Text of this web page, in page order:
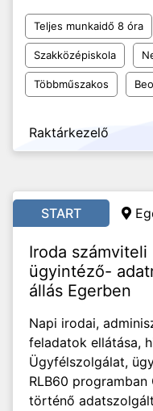
Teljes munkaidő 8 óra
Szakközépiskola
Többműszakos
Raktárkezelő
START
Iroda számviteli
ügyintéző-
állás Egerben
Napi irodai,
feladatok ellátása,
Ügyfélszolgálat,
RLB60
történő